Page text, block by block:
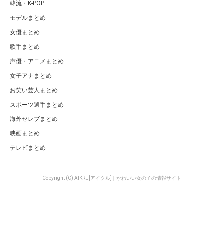
韓流・K-POP
モデルまとめ
女優まとめ
歌手まとめ
声優・アニメまとめ
女子アナまとめ
お笑い芸人まとめ
スポーツ選手まとめ
海外セレブまとめ
映画まとめ
テレビまとめ
Copyright (C) AIKRU[アイクル]｜かわいい女の子の情報サイト